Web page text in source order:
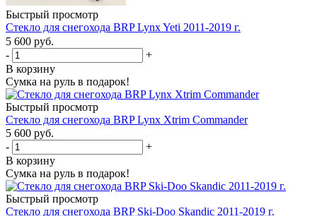
Быстрый просмотр
Стекло для снегохода BRP Lynx Yeti 2011-2019 г.
5 600 руб.
-
+
В корзину
Сумка на руль в подарок!
Быстрый просмотр
Стекло для снегохода BRP Lynx Xtrim Commander
5 600 руб.
-
+
В корзину
Сумка на руль в подарок!
Быстрый просмотр
Стекло для снегохода BRP Ski-Doo Skandic 2011-2019 г.